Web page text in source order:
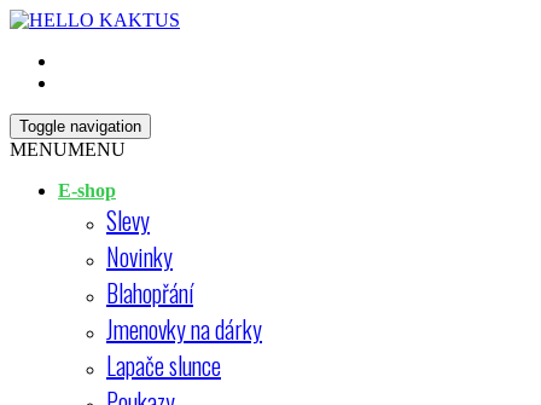
Skip
content
Open
HELLO KAKTUS
Toggle navigation
MENUMENU
E-shop
Slevy
Novinky
Blahopřání
Jmenovky na dárky
Lapače slunce